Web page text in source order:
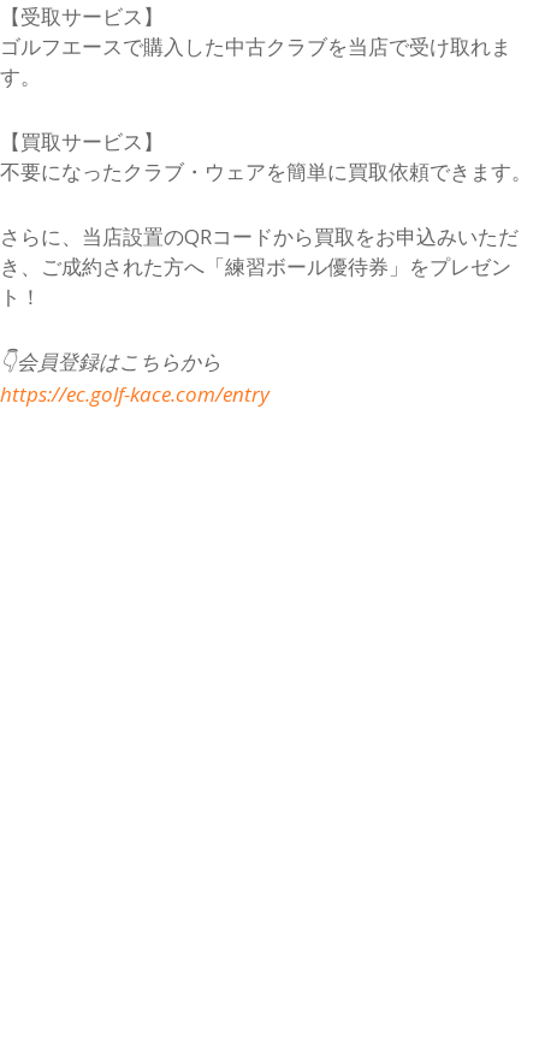
【受取サービス】
ゴルフエースで購入した中古クラブを当店で受け取れま
す。
【買取サービス】
不要になったクラブ・ウェアを簡単に買取依頼できます。
さらに、当店設置のQRコードから買取をお申込みいただ
き、ご成約された方へ「練習ボール優待券」をプレゼン
ト！
👇会員登録はこちらから
https://ec.golf-kace.com/entry